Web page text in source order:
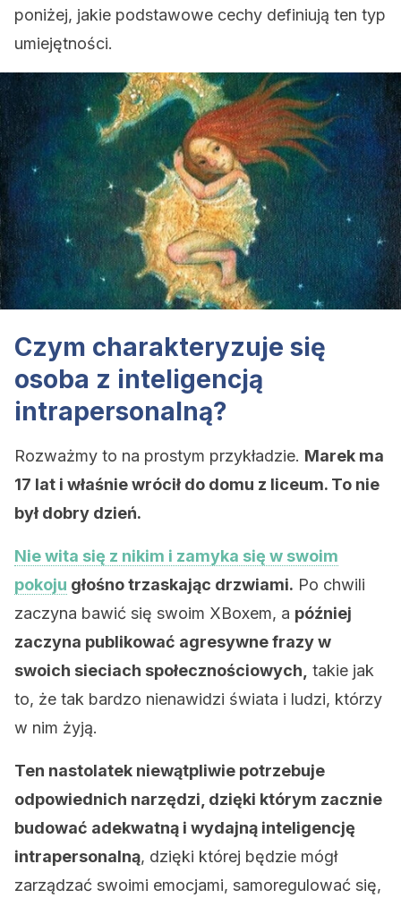
poniżej, jakie podstawowe cechy definiują ten typ
umiejętności.
Czym charakteryzuje się
osoba z inteligencją
intrapersonalną?
Rozważmy to na prostym przykładzie. Marek ma
17 lat i właśnie wrócił do domu z liceum. To nie
był dobry dzień.
Nie wita się z nikim i zamyka się w swoim
pokoju głośno trzaskając drzwiami. Po chwili
zaczyna bawić się swoim XBoxem, a później
zaczyna publikować agresywne frazy w
swoich sieciach społecznościowych, takie jak
to, że tak bardzo nienawidzi świata i ludzi, którzy
w nim żyją.
Ten nastolatek niewątpliwie potrzebuje
odpowiednich narzędzi, dzięki którym zacznie
budować adekwatną i wydajną inteligencję
intrapersonalną, dzięki której będzie mógł
zarządzać swoimi emocjami, samoregulować się,